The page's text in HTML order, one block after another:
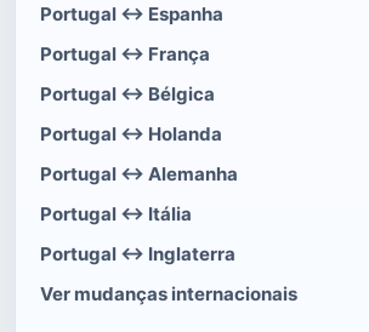
Portugal ↔ Espanha
Portugal ↔ França
Portugal ↔ Bélgica
Portugal ↔ Holanda
Portugal ↔ Alemanha
Portugal ↔ Itália
Portugal ↔ Inglaterra
Ver mudanças internacionais